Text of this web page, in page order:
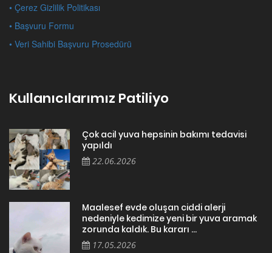
• Çerez Gizlilik Politikası
• Başvuru Formu
• Veri Sahibi Başvuru Prosedürü
Kullanıcılarımız Patiliyo
Çok acil yuva hepsinin bakımı tedavisi
yapıldı
22.06.2026
Maalesef evde oluşan ciddi alerji
nedeniyle kedimize yeni bir yuva aramak
zorunda kaldık. Bu kararı ...
17.05.2026